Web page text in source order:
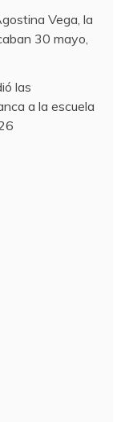
Vega, la
30 mayo,
las
a la escuela